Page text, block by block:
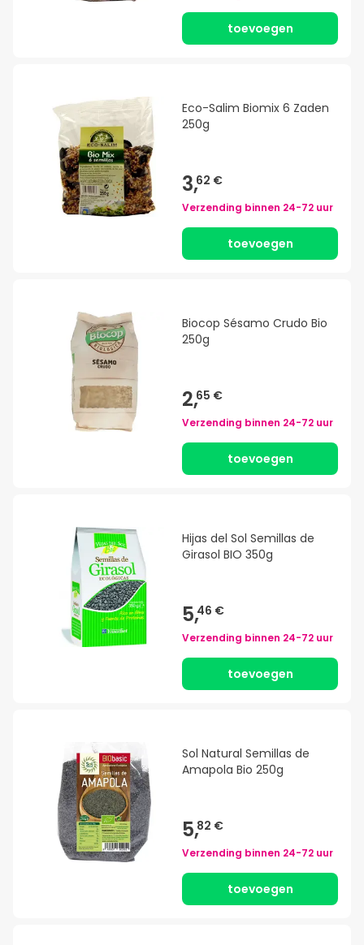
toevoegen
Eco-Salim Biomix 6 Zaden
250g
3,62 €
Verzending binnen 24-72 uur
toevoegen
Biocop Sésamo Crudo Bio
250g
2,65 €
Verzending binnen 24-72 uur
toevoegen
Hijas del Sol Semillas de
Girasol BIO 350g
5,46 €
Verzending binnen 24-72 uur
toevoegen
Sol Natural Semillas de
Amapola Bio 250g
5,82 €
Verzending binnen 24-72 uur
toevoegen